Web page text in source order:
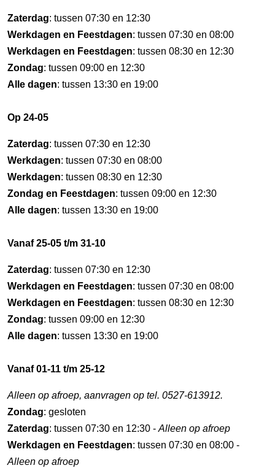
Zaterdag: tussen 07:30 en 12:30
Werkdagen en Feestdagen: tussen 07:30 en 08:00
Werkdagen en Feestdagen: tussen 08:30 en 12:30
Zondag: tussen 09:00 en 12:30
Alle dagen: tussen 13:30 en 19:00
Op 24-05
Zaterdag: tussen 07:30 en 12:30
Werkdagen: tussen 07:30 en 08:00
Werkdagen: tussen 08:30 en 12:30
Zondag en Feestdagen: tussen 09:00 en 12:30
Alle dagen: tussen 13:30 en 19:00
Vanaf 25-05 t/m 31-10
Zaterdag: tussen 07:30 en 12:30
Werkdagen en Feestdagen: tussen 07:30 en 08:00
Werkdagen en Feestdagen: tussen 08:30 en 12:30
Zondag: tussen 09:00 en 12:30
Alle dagen: tussen 13:30 en 19:00
Vanaf 01-11 t/m 25-12
Alleen op afroep, aanvragen op tel. 0527-613912.
Zondag: gesloten
Zaterdag: tussen 07:30 en 12:30 - Alleen op afroep
Werkdagen en Feestdagen: tussen 07:30 en 08:00 -
Alleen op afroep